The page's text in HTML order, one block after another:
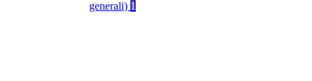
generali) 1